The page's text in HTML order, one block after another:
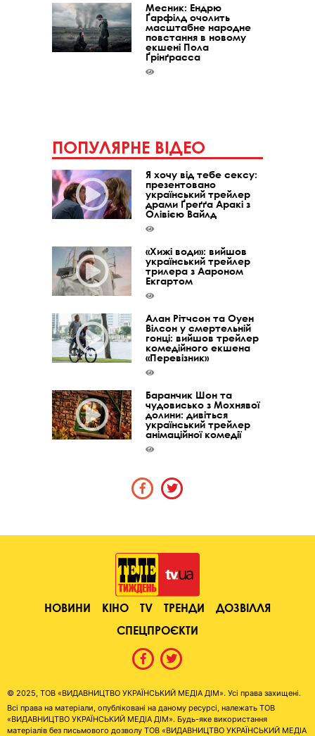
Месник: Ендрю
Ґарфілд очолить
масштабне народне
повстання в новому
екшені Пола
Ґрінґрасса
ПОПУЛЯРНЕ ВІДЕО
Я хочу від тебе сексу:
презентовано
український трейлер
драми Ґреґґа Аракі з
Олівією Вайлд
«Хижі води»: вийшов
український трейлер
трилера з Аароном
Екгартом
Алан Рітчсон та Оуен
Вілсон у смертельній
гонці: вийшов трейлер
комедійного екшена
«Перевізник»
Баранчик Шон та
чудовисько з Мохнявої
долини: дивіться
український трейлер
анімаційної комедії
НОВИНИ КІНО TV ТРЕНДИ
ДОЗВІЛЛЯ
СПЕЦПРОЄКТИ
© 2025, ТОВ «ВИДАВНИЦТВО УКРАЇНСЬКИЙ МЕДІА ДІМ». Усі права захищені.
Всі права на матеріали, опубліковані на даному ресурсі, належать ТОВ
«ВИДАВНИЦТВО УКРАЇНСЬКИЙ МЕДІА ДІМ». Будь-яке використання
матеріалів без письмового дозволу ТОВ «ВИДАВНИЦТВО УКРАЇНСЬКИЙ МЕДІА